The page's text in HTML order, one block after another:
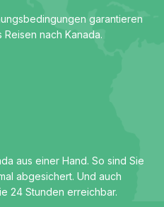
garantieren
nach Kanada.
aus einer Hand. So sind Sie
abgesichert. Und auch
24 Stunden erreichbar.